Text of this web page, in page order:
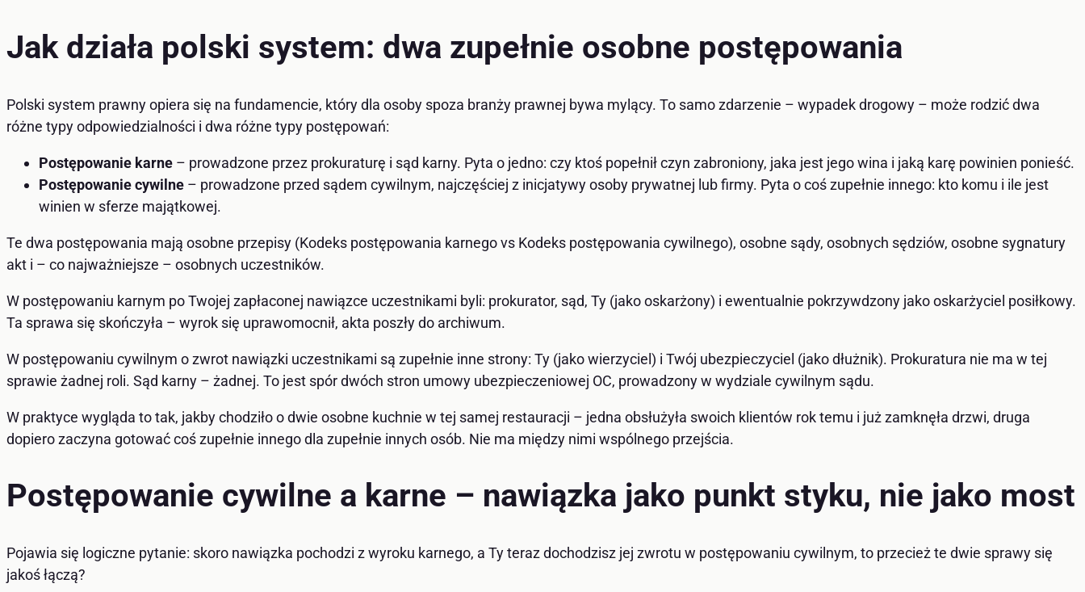
Jak działa polski system: dwa zupełnie osobne postępowania
Polski system prawny opiera się na fundamencie, który dla osoby spoza branży prawnej bywa mylący. To samo zdarzenie – wypadek drogowy – może rodzić dwa
różne typy odpowiedzialności i dwa różne typy postępowań:
Postępowanie karne – prowadzone przez prokuraturę i sąd karny. Pyta o jedno: czy ktoś popełnił czyn zabroniony, jaka jest jego wina i jaką karę powinien ponieść.
Postępowanie cywilne – prowadzone przed sądem cywilnym, najczęściej z inicjatywy osoby prywatnej lub firmy. Pyta o coś zupełnie innego: kto komu i ile jest
winien w sferze majątkowej.
Te dwa postępowania mają osobne przepisy (Kodeks postępowania karnego vs Kodeks postępowania cywilnego), osobne sądy, osobnych sędziów, osobne sygnatury
akt i – co najważniejsze – osobnych uczestników.
W postępowaniu karnym po Twojej zapłaconej nawiązce uczestnikami byli: prokurator, sąd, Ty (jako oskarżony) i ewentualnie pokrzywdzony jako oskarżyciel posiłkowy.
Ta sprawa się skończyła – wyrok się uprawomocnił, akta poszły do archiwum.
W postępowaniu cywilnym o zwrot nawiązki uczestnikami są zupełnie inne strony: Ty (jako wierzyciel) i Twój ubezpieczyciel (jako dłużnik). Prokuratura nie ma w tej
sprawie żadnej roli. Sąd karny – żadnej. To jest spór dwóch stron umowy ubezpieczeniowej OC, prowadzony w wydziale cywilnym sądu.
W praktyce wygląda to tak, jakby chodziło o dwie osobne kuchnie w tej samej restauracji – jedna obsłużyła swoich klientów rok temu i już zamknęła drzwi, druga
dopiero zaczyna gotować coś zupełnie innego dla zupełnie innych osób. Nie ma między nimi wspólnego przejścia.
Postępowanie cywilne a karne – nawiązka jako punkt styku, nie jako most
Pojawia się logiczne pytanie: skoro nawiązka pochodzi z wyroku karnego, a Ty teraz dochodzisz jej zwrotu w postępowaniu cywilnym, to przecież te dwie sprawy się
jakoś łączą?